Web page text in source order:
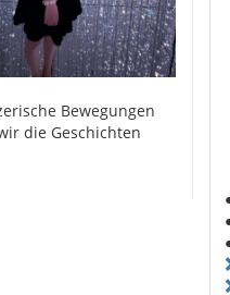
Bewegungen
die Geschichten